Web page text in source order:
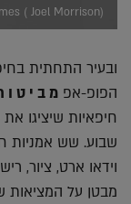
( Joel Morrison)
ובעיר התחתית
הפופ-אפ מ ב י ט ו
חיפאיות שיציגו
שבוע. שש אמניות
וידאו ארט, ציור,
מבטן על המציאות